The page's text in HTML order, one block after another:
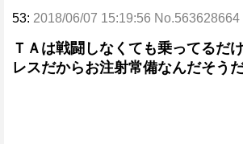
53: 2018/06/07 15:19:56 No.563628664
ＴＡは戦闘しなくても乗ってるだ
レスだからお注射常備なんだそ